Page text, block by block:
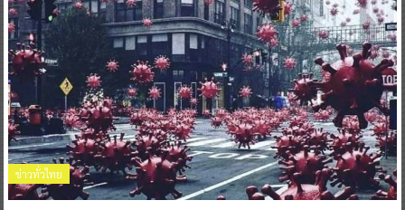
ข่าวทั่วไทย